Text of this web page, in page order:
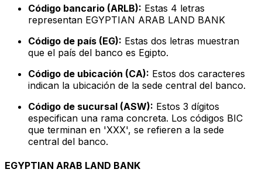
Código bancario (ARLB): Estas 4 letras
representan EGYPTIAN ARAB LAND BANK
Código de país (EG): Estas dos letras muestran
que el país del banco es Egipto.
Código de ubicación (CA): Estos dos caracteres
indican la ubicación de la sede central del banco.
Código de sucursal (ASW): Estos 3 dígitos
especifican una rama concreta. Los códigos BIC
que terminan en 'XXX', se refieren a la sede
central del banco.
EGYPTIAN ARAB LAND BANK